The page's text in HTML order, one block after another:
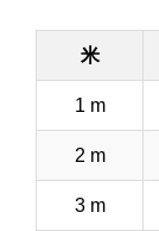
米
1 m
2 m
3 m